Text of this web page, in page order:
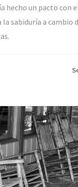
hecho un pacto con
sabiduría a cambio